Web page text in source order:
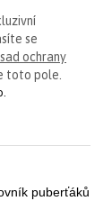
se
ochrany
toto pole.
puberťáků